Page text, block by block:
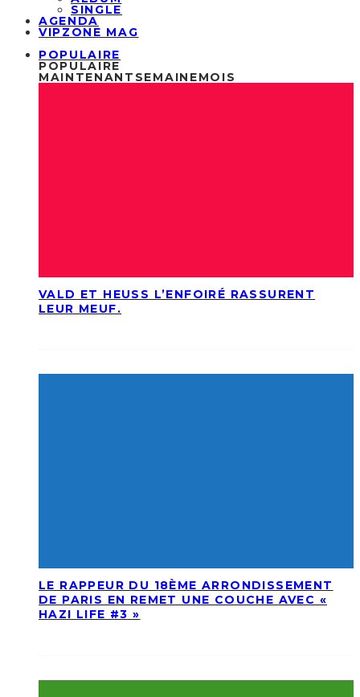
SINGLE
AGENDA
VIPZONE MAG
POPULAIRE
POPULAIRE
MAINTENANT SEMAINEMOIS
VALD ET HEUSS L’ENFOIRÉ RASSURENT
LEUR MEUF.
LE RAPPEUR DU 18ÈME ARRONDISSEMENT
DE PARIS EN REMET UNE COUCHE AVEC «
HAZI LIFE #3 »